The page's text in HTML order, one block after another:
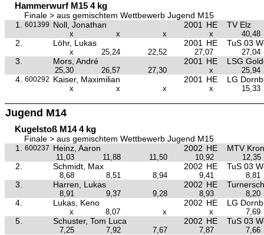
Hammerwurf M15 4 kg
Finale > aus gemischtem Wettbewerb Jugend M15
1.
601399 Noll, Jonathan 2001 HE TV Elz
x x x x 40,48
2. Löhr, Lukas 2001 HE TuS 03
x 25,24 22,52 27,07 27,04
3. Mors, André 2001 HE LSG
25,30 26,57 27,30 x 25,94
4. 600292 Kaiser, Maximilian 2001 HE LG
x x x x 15,33
Jugend M14
Kugelstoß M14 4 kg
Finale > aus gemischtem Wettbewerb Jugend M15
1.
600237 Heinz, Aaron 2002 HE MTV
11,03 11,88 11,50 10,92 12,35
2. Schmidt, Max 2002 HE TuS 03
8,68 8,51 8,94 9,41 8,81
3. Harren, Lukas 2002 HE
8,91 9,37 9,28 8,93 8,20
4. Lukas, Keno 2002 HE LG
x 8,07 x x 7,69
5. Schuster, Tom Luca 2002 HE TuS 03
7,25 7,92 7,67 7,87 7,66